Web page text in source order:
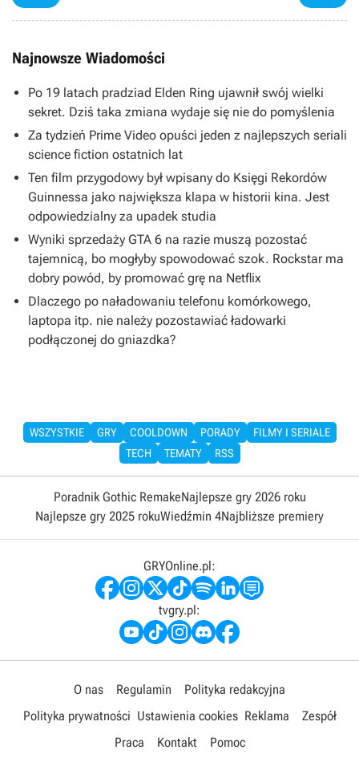
Najnowsze Wiadomości
Po 19 latach pradziad Elden Ring ujawnił swój wielki
sekret. Dziś taka zmiana wydaje się nie do pomyślenia
Za tydzień Prime Video opuści jeden z najlepszych seriali
science fiction ostatnich lat
Ten film przygodowy był wpisany do Księgi Rekordów
Guinnessa jako największa klapa w historii kina. Jest
odpowiedzialny za upadek studia
Wyniki sprzedaży GTA 6 na razie muszą pozostać
tajemnicą, bo mogłyby spowodować szok. Rockstar ma
dobry powód, by promować grę na Netflix
Dlaczego po naładowaniu telefonu komórkowego,
laptopa itp. nie należy pozostawiać ładowarki
podłączonej do gniazdka?
WSZYSTKIE GRY COOLDOWN PORADY
FILMY I SERIALE
TECH
TEMATY RSS
Poradnik Gothic RemakeNajlepsze gry 2026 roku
Najlepsze gry 2025 rokuWiedźmin 4Najbliższe premiery
GRYOnline.pl:
tvgry.pl:
O nas Regulamin
Polityka redakcyjna
Polityka prywatności Ustawienia cookies Reklama
Zespół
Praca
Kontakt Pomoc